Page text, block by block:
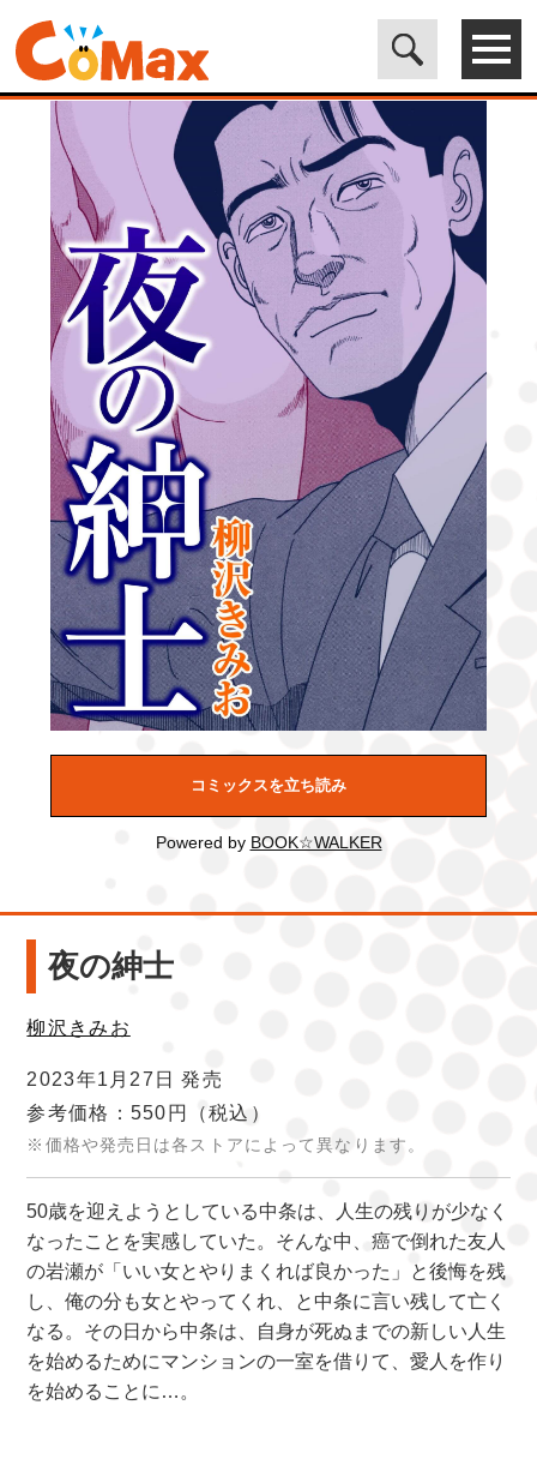
電子書籍マンガ CoMax(コマックス)公式サイト - 株式会社ICE>
LEGEND> 夜の紳士
コミックスを立ち読み
Powered by BOOK☆WALKER
夜の紳士
柳沢きみお
2023年1月27日 発売
参考価格：550円
（税込）
※価格や発売日は各ストアによって異なります。
50歳を迎えようとしている中条は、人生の残りが少なく
なったことを実感していた。そんな中、癌で倒れた友人
の岩瀬が「いい女とやりまくれば良かった」と後悔を残
し、俺の分も女とやってくれ、と中条に言い残して亡く
なる。その日から中条は、自身が死ぬまでの新しい人生
を始めるためにマンションの一室を借りて、愛人を作り
を始めることに…。